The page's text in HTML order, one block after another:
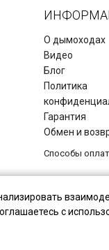
О дымоходах
Видео
Блог
Политика
Гарантия
Обмен и
Способы
с